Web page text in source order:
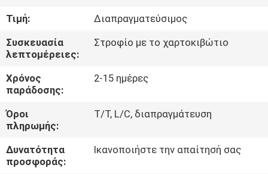
ΜΑΣ
ΕΛΆΤΕ
ΣΕ
ΕΠΑΦΉ
ΜΕ
ΕΙΔΉΣΕΙΣ
Τιμή:
Διαπραγματεύσιμος
Συσκευασία
λεπτομέρειες:
Στροφίο με το χαρτοκιβώτιο
Χρόνος
παράδοσης:
2-15 ημέρες
Όροι
πληρωμής:
T/T, L/C, διαπραγμάτευση
Δυνατότητα
προσφοράς:
Ικανοποιήστε την απαίτησή σας